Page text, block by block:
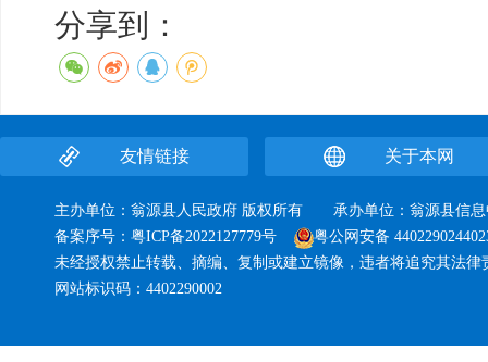
分享到：
友情链接 关于本网
主办单位：翁源县人民政府 版权所有 承办单位：翁源县
备案序号： 粤ICP备2022127779号
粤公网安备
未经授权禁止转载、摘编、复制或建立镜像，违者将追究其法律
网站标识码：4402290002